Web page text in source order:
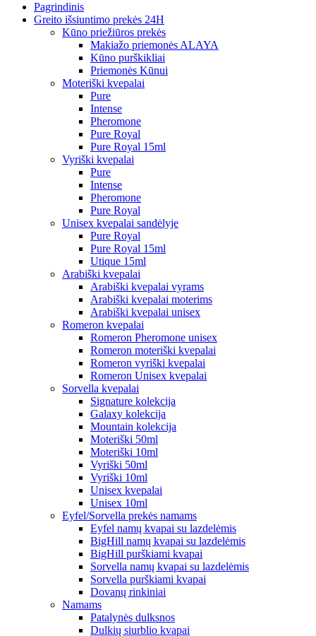
Pagrindinis
Greito išsiuntimo prekės 24H
Kūno priežiūros prekės
Makiažo priemonės ALAYA
Kūno purškikliai
Priemonės Kūnui
Moteriški kvepalai
Pure
Intense
Pheromone
Pure Royal
Pure Royal 15ml
Vyriški kvepalai
Pure
Intense
Pheromone
Pure Royal
Unisex kvepalai sandėlyje
Pure Royal
Pure Royal 15ml
Utique 15ml
Arabiški kvepalai
Arabiški kvepalai vyrams
Arabiški kvepalai moterims
Arabiški kvepalai unisex
Romeron kvepalai
Romeron Pheromone unisex
Romeron moteriški kvepalai
Romeron vyriški kvepalai
Romeron Unisex kvepalai
Sorvella kvepalai
Signature kolekcija
Galaxy kolekcija
Mountain kolekcija
Moteriški 50ml
Moteriški 10ml
Vyriški 50ml
Vyriški 10ml
Unisex kvepalai
Unisex 10ml
Eyfel/Sorvella prekės namams
Eyfel namų kvapai su lazdelėmis
BigHill namų kvapai su lazdelėmis
BigHill purškiami kvapai
Sorvella namų kvapai su lazdelėmis
Sorvella purškiami kvapai
Dovanų rinkiniai
Namams
Patalynės dulksnos
Dulkių siurblio kvapai